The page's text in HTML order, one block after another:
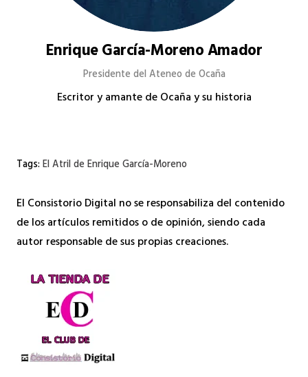
Enrique García-Moreno Amador
Presidente del Ateneo de Ocaña
Escritor y amante de Ocaña y su historia
Tags:El Atril de Enrique García-Moreno
El Consistorio Digital no se responsabiliza del contenido
de los artículos remitidos o de opinión, siendo cada
autor responsable de sus propias creaciones.